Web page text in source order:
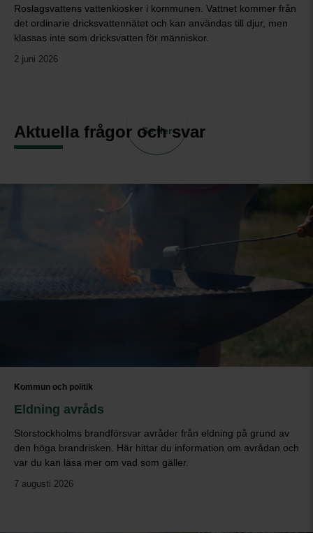
Roslagsvattens vattenkiosker i kommunen. Vattnet kommer från
det ordinarie dricksvattennätet och kan användas till djur, men
klassas inte som dricksvatten för människor.
2 juni 2026
Se fler
Aktuella frågor och svar
Kommun och politik
Eldning avråds
Storstockholms brandförsvar avråder från eldning på grund av
den höga brandrisken. Här hittar du information om avrådan och
var du kan läsa mer om vad som gäller.
7 augusti 2026